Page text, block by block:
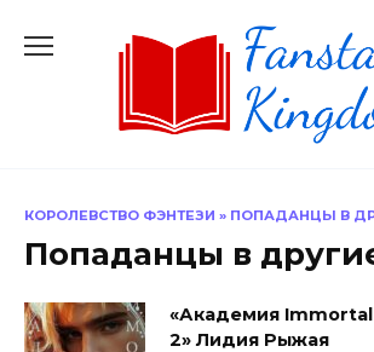
КОРОЛЕВСТВО ФЭНТЕЗИ » ПОПАДАНЦЫ В
Попаданцы в
«Академия Immortal
2» Лидия Рыжая